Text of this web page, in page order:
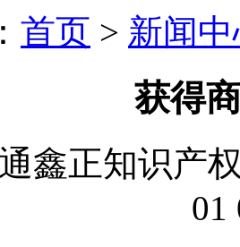
首页 > 新闻
获得
鑫正知识产
01